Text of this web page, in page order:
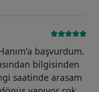
başvurdum.
bilgisinden
saatinde arasam